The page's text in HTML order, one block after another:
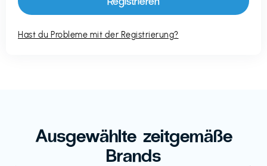
Hast du Probleme mit der Registrierung?
Ausgewählte zeitgemäße
Brands